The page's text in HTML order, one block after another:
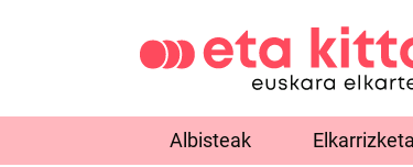
Albisteak